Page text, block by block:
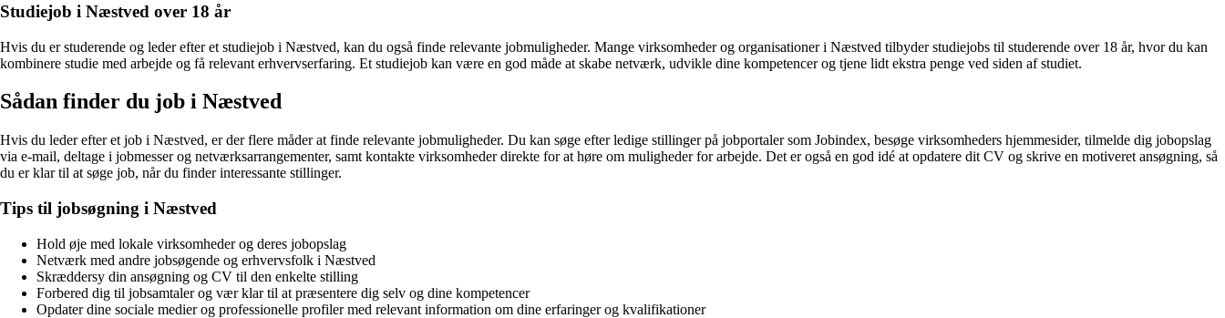
Studiejob i Næstved over 18 år
Hvis du er studerende og leder efter et studiejob i Næstved, kan du også finde relevante jobmuligheder. Mange virksomheder og organisationer i Næstved tilbyder studiejobs til studerende over 18 år, hvor du kan
kombinere studie med arbejde og få relevant erhvervserfaring. Et studiejob kan være en god måde at skabe netværk, udvikle dine kompetencer og tjene lidt ekstra penge ved siden af studiet.
Sådan finder du job i Næstved
Hvis du leder efter et job i Næstved, er der flere måder at finde relevante jobmuligheder. Du kan søge efter ledige stillinger på jobportaler som Jobindex, besøge virksomheders hjemmesider, tilmelde dig jobopslag
via e-mail, deltage i jobmesser og netværksarrangementer, samt kontakte virksomheder direkte for at høre om muligheder for arbejde. Det er også en god idé at opdatere dit CV og skrive en motiveret ansøgning, så
du er klar til at søge job, når du finder interessante stillinger.
Tips til jobsøgning i Næstved
Hold øje med lokale virksomheder og deres jobopslag
Netværk med andre jobsøgende og erhvervsfolk i Næstved
Skræddersy din ansøgning og CV til den enkelte stilling
Forbered dig til jobsamtaler og vær klar til at præsentere dig selv og dine kompetencer
Opdater dine sociale medier og professionelle profiler med relevant information om dine erfaringer og kvalifikationer